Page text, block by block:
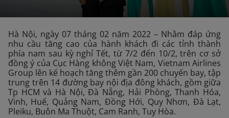
Hà Nội, ngày 07 tháng 02 năm 2022 – Nhằm đáp ứng
nhu cầu tăng cao của hành khách đi các tỉnh thành
phía nam sau kỳ nghỉ Tết, từ 7/2 đến 10/2, trên cơ sở
đồng ý của Cục Hàng không Việt Nam, Vietnam Airlines
Group lên kế hoạch tăng thêm gần 200 chuyến bay, tập
trung trên 14 đường bay nội địa đông khách, gồm giữa
Tp HCM và Hà Nội, Đà Nẵng, Hải Phòng, Thanh Hóa,
Vinh, Huế, Quảng Nam, Đồng Hới, Quy Nhơn, Đà Lạt,
Pleiku, Buôn Ma Thuột, Cam Ranh, Tuy Hòa.